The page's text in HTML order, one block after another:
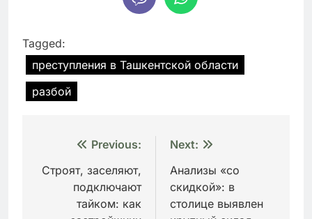
Tagged:
преступления в Ташкентской области
разбой
Навигация
по
записям
Previous:
Строят, заселяют,
подключают
тайком: как
Next:
Анализы «со
скидкой»: в
столице выявлен